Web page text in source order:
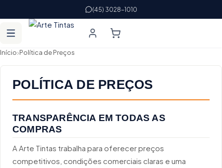
(45) 3028-1010
Início›Política de Preços
POLÍTICA DE PREÇOS
TRANSPARÊNCIA EM TODAS AS
COMPRAS
A Arte Tintas trabalha para oferecer preços
competitivos, condições comerciais claras e uma